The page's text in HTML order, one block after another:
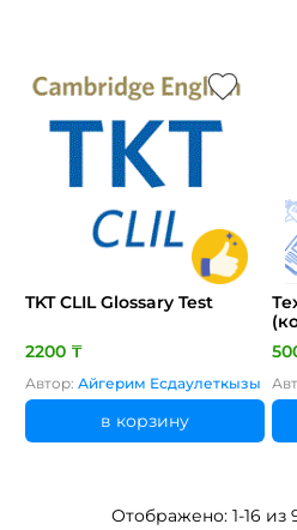
TKT CLIL Glossary Test
2200 ₸
Автор: Айгерим Есдаулеткызы
в корзину
Отображено: 1-16 из